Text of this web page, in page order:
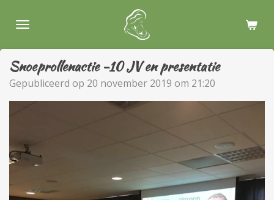
direct
de
hoofdinhoud
Snoeprollenactie -10 JV en presentatie
Gepubliceerd op 20 november 2019 om 21:20